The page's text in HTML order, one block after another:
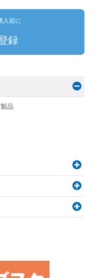
入前に
録
品